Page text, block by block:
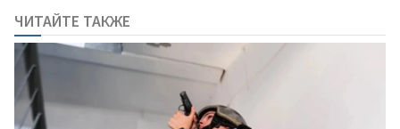
ЧИТАЙТЕ ТАКЖЕ